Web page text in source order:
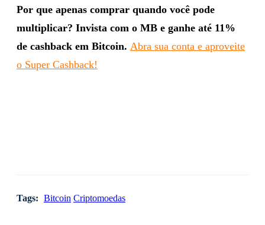
Por que apenas comprar quando você pode
multiplicar? Invista com o MB e ganhe até 11%
de cashback em Bitcoin. Abra sua conta e aproveite
o Super Cashback!
Tags: Bitcoin Criptomoedas